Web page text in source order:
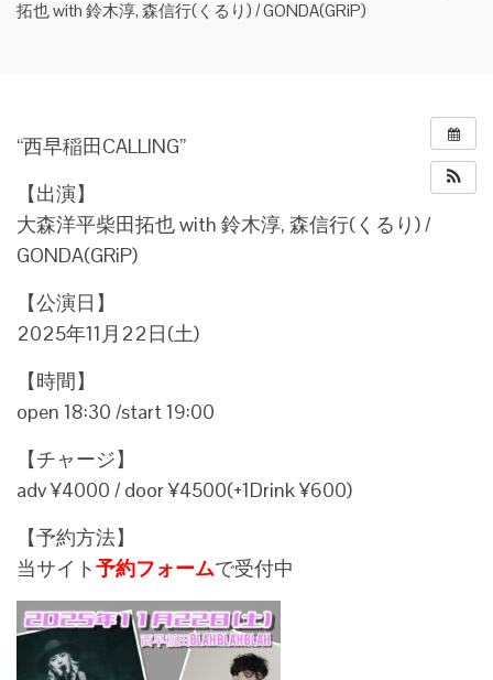
拓也 with 鈴木淳, 森信行(くるり) / GONDA(GRiP)
“西早稲田CALLING”
【出演】
大森洋平柴田拓也 with 鈴木淳, 森信行(くるり) /
GONDA(GRiP)
【公演日】
2025年11月22日(土)
【時間】
open 18:30 /start 19:00
【チャージ】
adv ¥4000 / door ¥4500(+1Drink ¥600)
【予約方法】
当サイト予約フォームで受付中